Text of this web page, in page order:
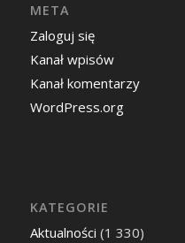
META
Zaloguj się
Kanał wpisów
Kanał komentarzy
WordPress.org
KATEGORIE
Aktualności (1 330)